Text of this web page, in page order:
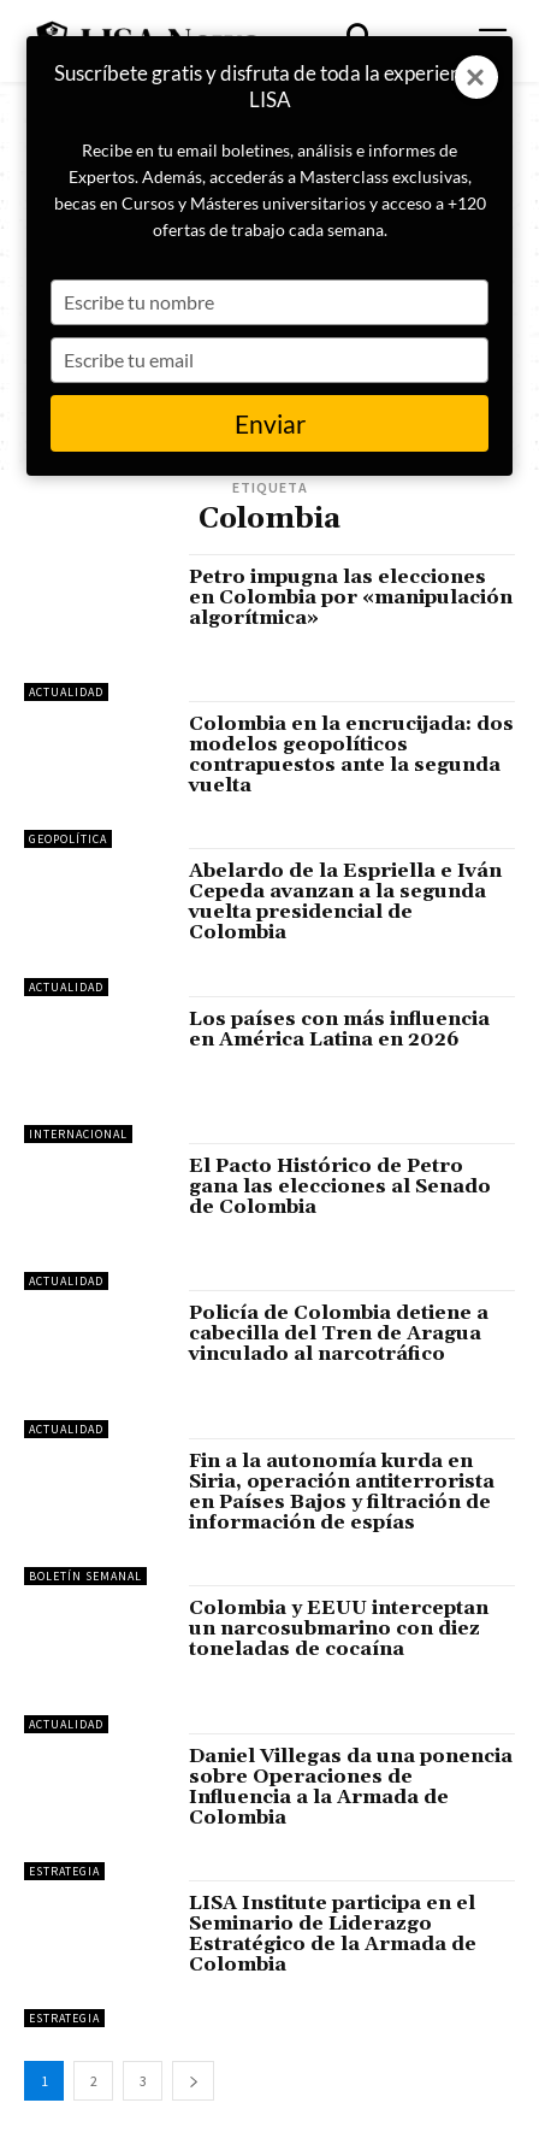
ETIQUETA
Colombia
ACTUALIDAD
Petro impugna las elecciones
en Colombia por «manipulación
algorítmica»
GEOPOLÍTICA
Colombia en la encrucijada: dos
modelos geopolíticos
contrapuestos ante la segunda
vuelta
ACTUALIDAD
Abelardo de la Espriella e Iván
Cepeda avanzan a la segunda
vuelta presidencial de
Colombia
INTERNACIONAL
Los países con más influencia
en América Latina en 2026
ACTUALIDAD
El Pacto Histórico de Petro
gana las elecciones al Senado
de Colombia
ACTUALIDAD
Policía de Colombia detiene a
cabecilla del Tren de Aragua
vinculado al narcotráfico
BOLETÍN SEMANAL
Fin a la autonomía kurda en
Siria, operación antiterrorista
en Países Bajos y filtración de
información de espías
ACTUALIDAD
Colombia y EEUU interceptan
un narcosubmarino con diez
toneladas de cocaína
ESTRATEGIA
Daniel Villegas da una ponencia
sobre Operaciones de
Influencia a la Armada de
Colombia
ESTRATEGIA
LISA Institute participa en el
Seminario de Liderazgo
Estratégico de la Armada de
Colombia
1 2 3
Suscríbete gratis y disfruta de toda la experiencia
LISA
Recibe en tu email boletines, análisis e informes de
Expertos. Además, accederás a Masterclass exclusivas,
becas en Cursos y Másteres universitarios y acceso a +120
ofertas de trabajo cada semana.
your
name
your
email
Enviar